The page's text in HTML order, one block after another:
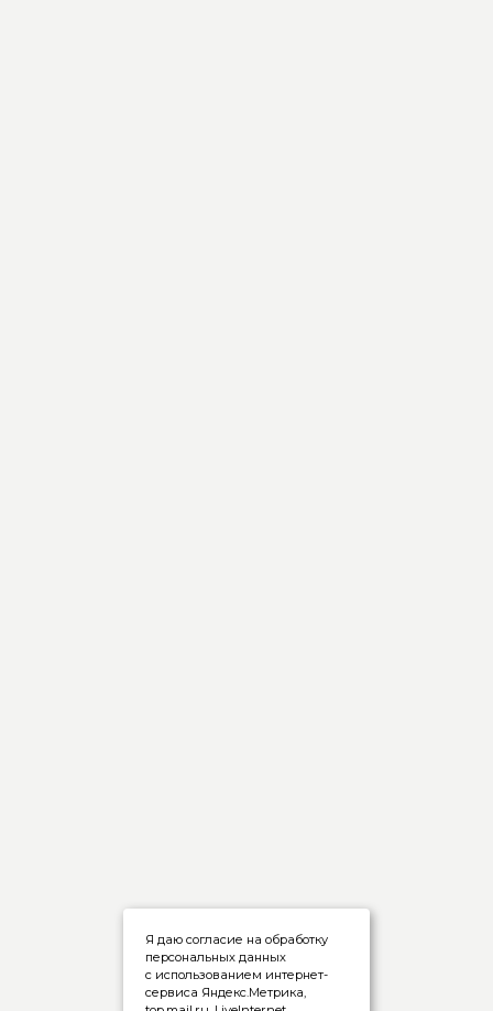
Я даю согласие на обработку
персональных данных
с использованием интернет-
сервиса Яндекс.Метрика,